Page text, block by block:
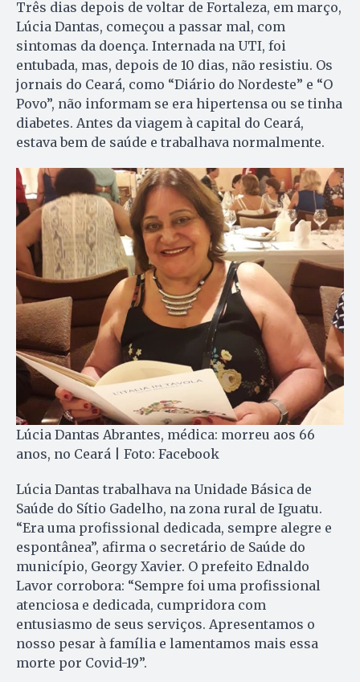
Três dias depois de voltar de Fortaleza, em março,
Lúcia Dantas, começou a passar mal, com
sintomas da doença. Internada na UTI, foi
entubada, mas, depois de 10 dias, não resistiu. Os
jornais do Ceará, como “Diário do Nordeste” e “O
Povo”, não informam se era hipertensa ou se tinha
diabetes. Antes da viagem à capital do Ceará,
estava bem de saúde e trabalhava normalmente.
Lúcia Dantas Abrantes, médica: morreu aos 66
anos, no Ceará | Foto: Facebook
Lúcia Dantas trabalhava na Unidade Básica de
Saúde do Sítio Gadelho, na zona rural de Iguatu.
“Era uma profissional dedicada, sempre alegre e
espontânea”, afirma o secretário de Saúde do
município, Georgy Xavier. O prefeito Ednaldo
Lavor corrobora: “Sempre foi uma profissional
atenciosa e dedicada, cumpridora com
entusiasmo de seus serviços. Apresentamos o
nosso pesar à família e lamentamos mais essa
morte por Covid-19”.